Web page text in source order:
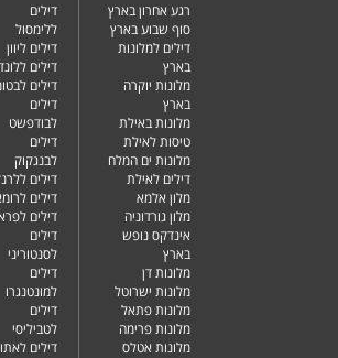
רגע אחרון בארץ
סוף שבוע בארץ
דילים למלונות
בארץ
מלונות יוקרה
בארץ
מלונות באילת
טיסות לאילת
מלונות ים המלח
דילים לאילת
מלון אלמא
מלון גורדוניה
אינדקס נופש
בארץ
מלונות דן
מלונות ישרוטל
מלונות פתאל
מלונות פרימה
מלונות אטלס
דילים
ללימסול
דילים ליוון
דילים
דילים
דילים
לבודפשט
דילים
לבנגקוק
דילים
דילים
דילים
דילים
לסנטוריני
דילים
למונטנגרו
דילים
לטביליסי
דילים